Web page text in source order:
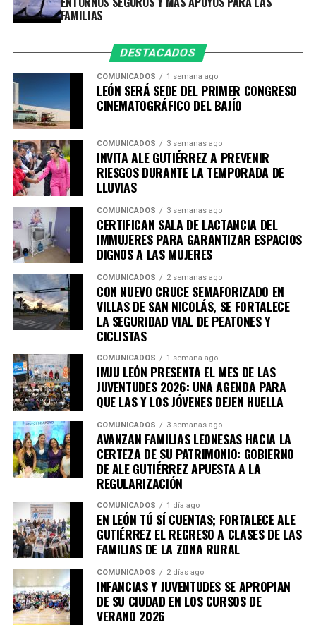
la ciudadanía.
FAMILIAS
DESTACADOS
COMUNICADOS 1 semana ago
LEÓN SERÁ SEDE DEL PRIMER CONGRESO
CINEMATOGRÁFICO DEL BAJÍO
COMUNICADOS 3 semanas ago
INVITA ALE GUTIÉRREZ A PREVENIR
RIESGOS DURANTE LA TEMPORADA DE
LLUVIAS
COMUNICADOS 3 semanas ago
CERTIFICAN SALA DE LACTANCIA DEL
IMMUJERES PARA GARANTIZAR ESPACIOS
DIGNOS A LAS MUJERES
COMUNICADOS 2 semanas ago
CON NUEVO CRUCE SEMAFORIZADO EN
VILLAS DE SAN NICOLÁS, SE FORTALECE
LA SEGURIDAD VIAL DE PEATONES Y
CICLISTAS
COMUNICADOS 1 semana ago
IMJU LEÓN PRESENTA EL MES DE LAS
JUVENTUDES 2026: UNA AGENDA PARA
QUE LAS Y LOS JÓVENES DEJEN HUELLA
COMUNICADOS 3 semanas ago
AVANZAN FAMILIAS LEONESAS HACIA LA
CERTEZA DE SU PATRIMONIO: GOBIERNO
DE ALE GUTIÉRREZ APUESTA A LA
REGULARIZACIÓN
COMUNICADOS 1 día ago
EN LEÓN TÚ SÍ CUENTAS; FORTALECE ALE
GUTIÉRREZ EL REGRESO A CLASES DE LAS
FAMILIAS DE LA ZONA RURAL
COMUNICADOS 2 días ago
INFANCIAS Y JUVENTUDES SE APROPIAN
DE SU CIUDAD EN LOS CURSOS DE
VERANO 2026